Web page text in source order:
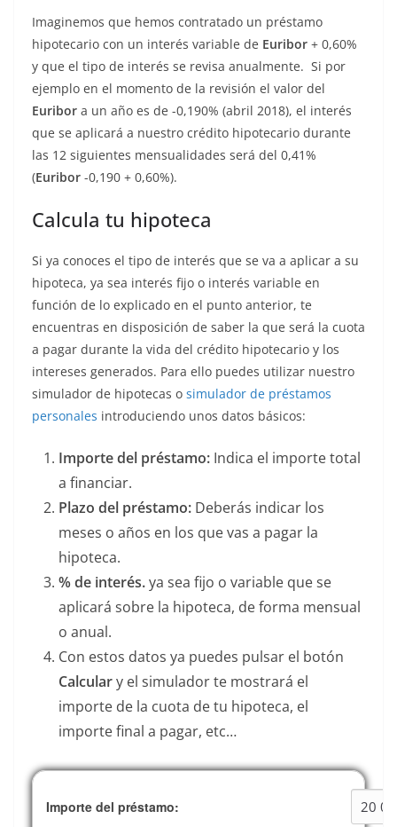
Imaginemos que hemos contratado un préstamo
hipotecario con un interés variable de Euribor + 0,60%
y que el tipo de interés se revisa anualmente. Si por
ejemplo en el momento de la revisión el valor del
Euribor a un año es de -0,190% (abril 2018), el interés
que se aplicará a nuestro crédito hipotecario durante
las 12 siguientes mensualidades será del 0,41%
(Euribor -0,190 + 0,60%).
Calcula tu hipoteca
Si ya conoces el tipo de interés que se va a aplicar a su
hipoteca, ya sea interés fijo o interés variable en
función de lo explicado en el punto anterior, te
encuentras en disposición de saber la que será la cuota
a pagar durante la vida del crédito hipotecario y los
intereses generados. Para ello puedes utilizar nuestro
simulador de hipotecas o simulador de préstamos
personales introduciendo unos datos básicos:
Importe del préstamo: Indica el importe total
a financiar.
Plazo del préstamo: Deberás indicar los
meses o años en los que vas a pagar la
hipoteca.
% de interés.ya sea fijo o variable que se
aplicará sobre la hipoteca, de forma mensual
o anual.
Con estos datos ya puedes pulsar el botón
Calculary el simulador te mostrará el
importe de la cuota de tu hipoteca, el
importe final a pagar, etc…
Importe del préstamo: